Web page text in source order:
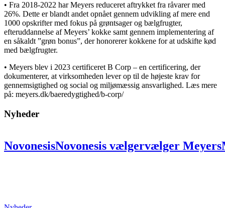
• Fra 2018-2022 har Meyers reduceret aftrykket fra råvarer med
26%. Dette er blandt andet opnået gennem udvikling af mere end
1000 opskrifter med fokus på grøntsager og bælgfrugter,
efteruddannelse af Meyers’ kokke samt gennem implementering af
en såkaldt ”grøn bonus”, der honorerer kokkene for at udskifte kød
med bælgfrugter.
• Meyers blev i 2023 certificeret B Corp – en certificering, der
dokumenterer, at virksomheden lever op til de højeste krav for
gennemsigtighed og social og miljømæssig ansvarlighed. Læs mere
på: meyers.dk/baeredygtighed/b-corp/
Nyheder
NovonesisNovonesis vælgervælger Meyers